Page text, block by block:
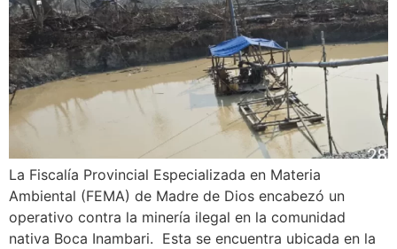
La Fiscalía Provincial Especializada en Materia
Ambiental (FEMA) de Madre de Dios encabezó un
operativo contra la minería ilegal en la comunidad
nativa Boca Inambari. Esta se encuentra ubicada en la